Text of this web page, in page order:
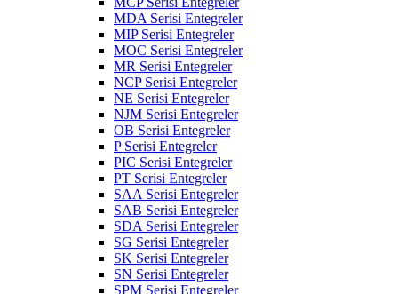
MDA Serisi Entegreler
MIP Serisi Entegreler
MOC Serisi Entegreler
MR Serisi Entegreler
NCP Serisi Entegreler
NE Serisi Entegreler
NJM Serisi Entegreler
OB Serisi Entegreler
P Serisi Entegreler
PIC Serisi Entegreler
PT Serisi Entegreler
SAA Serisi Entegreler
SAB Serisi Entegreler
SDA Serisi Entegreler
SG Serisi Entegreler
SK Serisi Entegreler
SN Serisi Entegreler
SPM Serisi Entegreler